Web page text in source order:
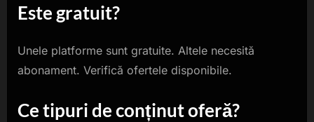
Este gratuit?
Unele platforme sunt gratuite. Altele necesită
abonament. Verifică ofertele disponibile.
Ce tipuri de conținut oferă?